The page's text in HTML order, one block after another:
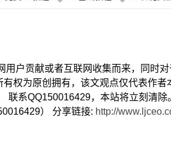
用户贡献或者互联网收集而来，同时
权为原创拥有，该文观点仅代表作
联系QQ150016429，本站将立刻清除
） 分享链接: http://